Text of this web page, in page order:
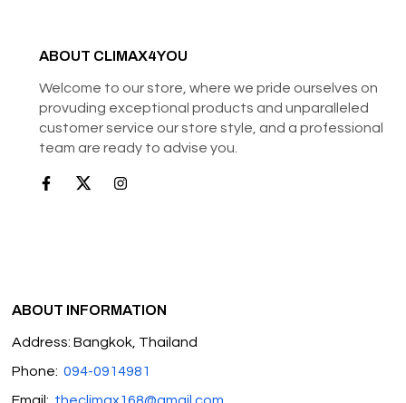
ABOUT CLIMAX4YOU
Welcome to our store, where we pride ourselves on
provuding exceptional products and unparalleled
customer service our store style, and a professional
team are ready to advise you.
ABOUT INFORMATION
Address: Bangkok, Thailand
Phone: 094-0914981
Email: theclimax168@gmail.com